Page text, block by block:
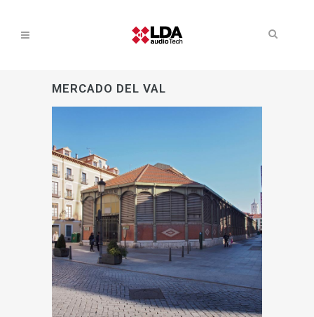
MERCADO DEL VAL